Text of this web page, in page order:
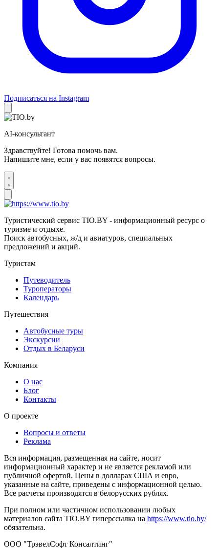
Подписаться на Instagram
AI-консультант
Здравствуйте! Готова помочь вам.
Напишите мне, если у вас появятся вопросы.
Туристический сервис TIO.BY - информационный ресурс о
туризме и отдыхе.
Поиск автобусных, ж/д и авиатуров, специальных
предложений и акций.
Туристам
Путеводитель
Туроператоры
Календарь
Путешествия
Автобусные туры
Экскурсии
Отдых в Беларуси
Компания
О нас
Блог
Контакты
О проекте
Вопросы и ответы
Реклама
Вся информация, размещенная на сайте, носит
информационный характер и не является рекламой или
публичной офертой. Цены в долларах США и евро,
указанные на сайте, приведены с информационной целью.
Все расчеты производятся в белорусских рублях.
При полном или частичном использовании любых
материалов сайта TIO.BY гиперссылка на https://www.tio.by/
обязательна.
ООО "ТрэвелСофт Консалтинг"